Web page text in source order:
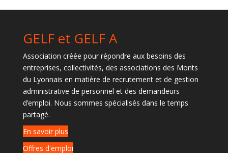
GELF et GELF A
Association créée pour répondre aux besoins des
entreprises, collectivités, des associations des Monts
du Lyonnais en matière de recrutement et de gestion
administrative de personnel et des demandeurs
d’emploi. Nous sommes spécialisés dans le temps
partagé.
En savoir plus
Offres d'emploi